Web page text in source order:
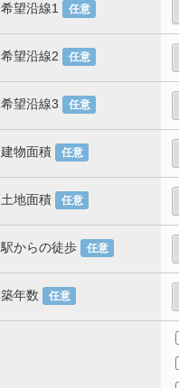
希望沿線1 任意
希望沿線2 任意
希望沿線3 任意
建物面積 任意
土地面積 任意
駅からの徒歩 任意
築年数 任意